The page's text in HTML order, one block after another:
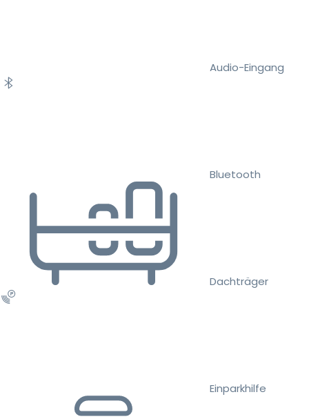
Audio-Eingang
Bluetooth
Dachträger
Einparkhilfe